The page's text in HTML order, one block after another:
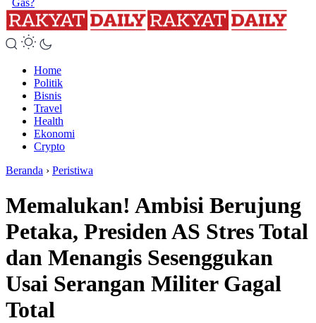
Home
Politik
Bisnis
Travel
Health
Ekonomi
Crypto
Beranda › Peristiwa
Memalukan! Ambisi Berujung
Petaka, Presiden AS Stres Total
dan Menangis Sesenggukan
Usai Serangan Militer Gagal
Total